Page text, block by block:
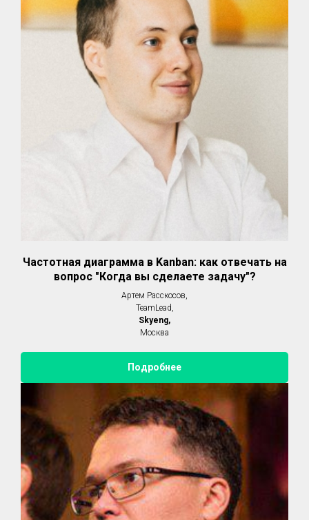
Частотная диаграмма в Kanban: как отвечать на
вопрос "Когда вы сделаете задачу"?
Артем Расскосов,
TeamLead,
Skyeng,
Москва
Подробнее